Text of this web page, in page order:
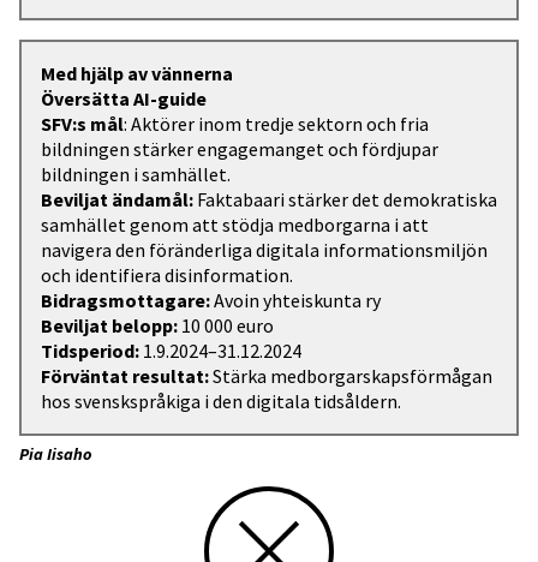
Med hjälp av vännerna
Översätta AI-guide
SFV:s mål: Aktörer inom tredje sektorn och fria
bildningen stärker engagemanget och fördjupar
bildningen i samhället.
Beviljat ändamål: Faktabaari stärker det demokratiska
samhället genom att stödja medborgarna i att
navigera den föränderliga digitala informationsmiljön
och identifiera disinformation.
Bidragsmottagare:Avoin yhteiskunta ry
Beviljat belopp: 10 000 euro
Tidsperiod: 1.9.2024–31.12.2024
Förväntat resultat:Stärka medborgarskapsförmågan
hos svenskspråkiga i den digitala tidsåldern.
Pia Iisaho